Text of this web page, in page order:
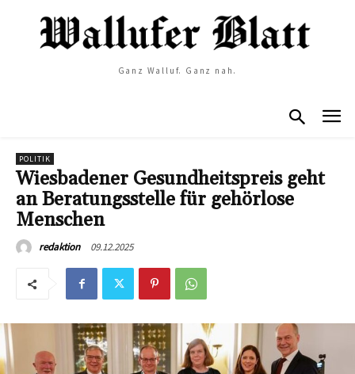
Ganz Walluf. Ganz nah.
POLITIK
Wiesbadener Gesundheitspreis geht
an Beratungsstelle für gehörlose
Menschen
redaktion 09.12.2025